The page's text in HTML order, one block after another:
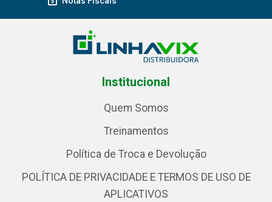
Institucional
Quem Somos
Treinamentos
Política de Troca e Devolução
POLÍTICA DE PRIVACIDADE E TERMOS DE USO DE
APLICATIVOS